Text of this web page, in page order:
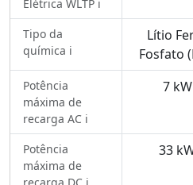
Elétrica WLTP ℹ️
Tipo da
química ℹ️
Lítio
Fosfato
Potência
máxima de
recarga AC ℹ️
7 kW
Potência
máxima de
33